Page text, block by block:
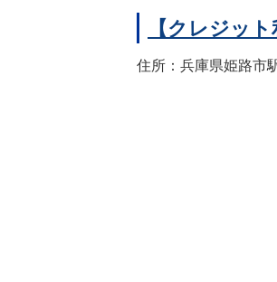
【クレジッ
住所：兵庫県姫路市